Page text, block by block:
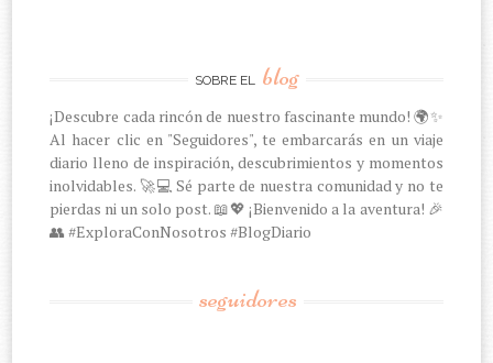
SOBRE EL blog
¡Descubre cada rincón de nuestro fascinante mundo! 🌍✨
Al hacer clic en "Seguidores", te embarcarás en un viaje
diario lleno de inspiración, descubrimientos y momentos
inolvidables. 🚀💻 Sé parte de nuestra comunidad y no te
pierdas ni un solo post. 📖💖 ¡Bienvenido a la aventura! 🎉
👥 #ExploraConNosotros #BlogDiario
seguidores